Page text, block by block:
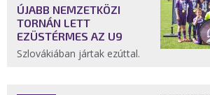
ÚJABB NEMZETKÖZI
TORNÁN LETT
EZÜSTÉRMES AZ U9
Szlovákiában jártak ezúttal.